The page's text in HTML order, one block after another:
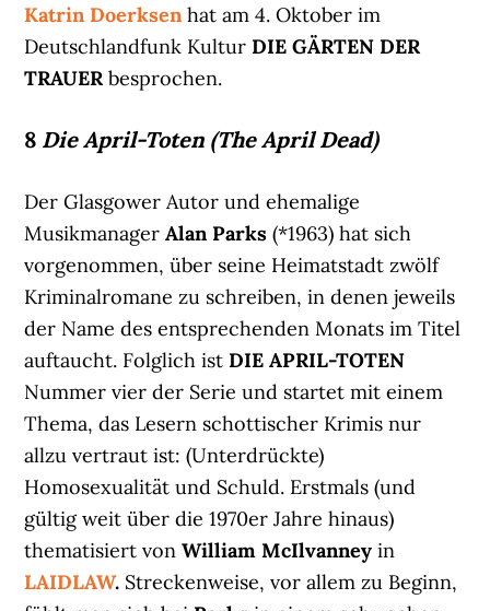
Katrin Doerksen hat am 4. Oktober im
Deutschlandfunk KulturDIE GÄRTEN DER
TRAUERbesprochen.
8 Die April-Toten (The April Dead)
Der Glasgower Autor und ehemalige
MusikmanagerAlan Parks (*1963) hat sich
vorgenommen, über seine Heimatstadt zwölf
Kriminalromane zu schreiben, in denen jeweils
der Name des entsprechenden Monats im Titel
auftaucht. Folglich istDIE APRIL-TOTEN
Nummer vier der Serie und startet mit einem
Thema, das Lesern schottischer Krimis nur
allzu vertraut ist: (Unterdrückte)
Homosexualität und Schuld. Erstmals (und
gültig weit über die 1970er Jahre hinaus)
thematisiert vonWilliam McIlvanney in
LAIDLAW. Streckenweise, vor allem zu Beginn,